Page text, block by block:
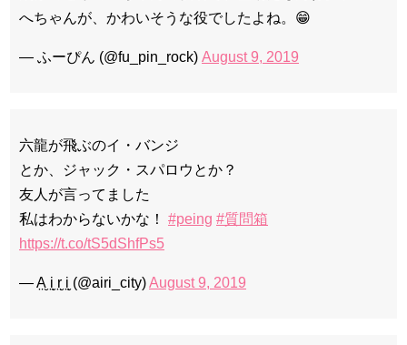
へちゃんが、かわいそうな役でしたよね。😁
— ふーぴん (@fu_pin_rock) August 9, 2019
六龍が飛ぶのイ・バンジ
とか、ジャック・スパロウとか？
友人が言ってました
私はわからないかな！ #peing #質問箱
https://t.co/tS5dShfPs5
— A̤̮ i̤̮ r̤̮ i̤̮ (@airi_city)August 9, 2019